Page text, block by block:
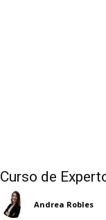
Curso de
Andrea Robles